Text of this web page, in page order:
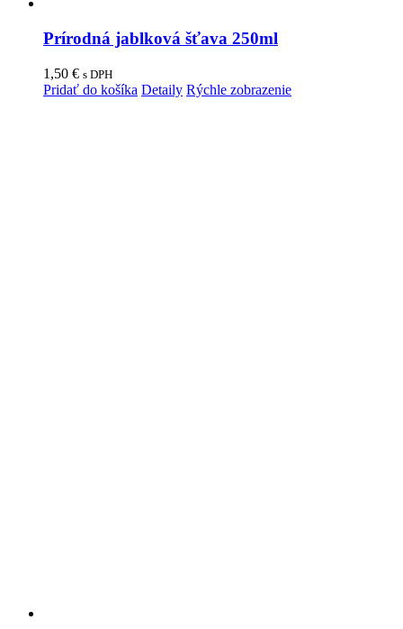
Prírodná jablková šťava 250ml
1,50 € s DPH
Pridať do košíka Detaily Rýchle zobrazenie